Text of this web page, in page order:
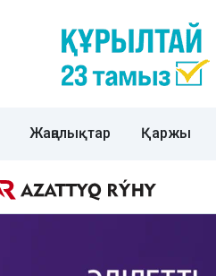
Жаңалықтар Қаржы